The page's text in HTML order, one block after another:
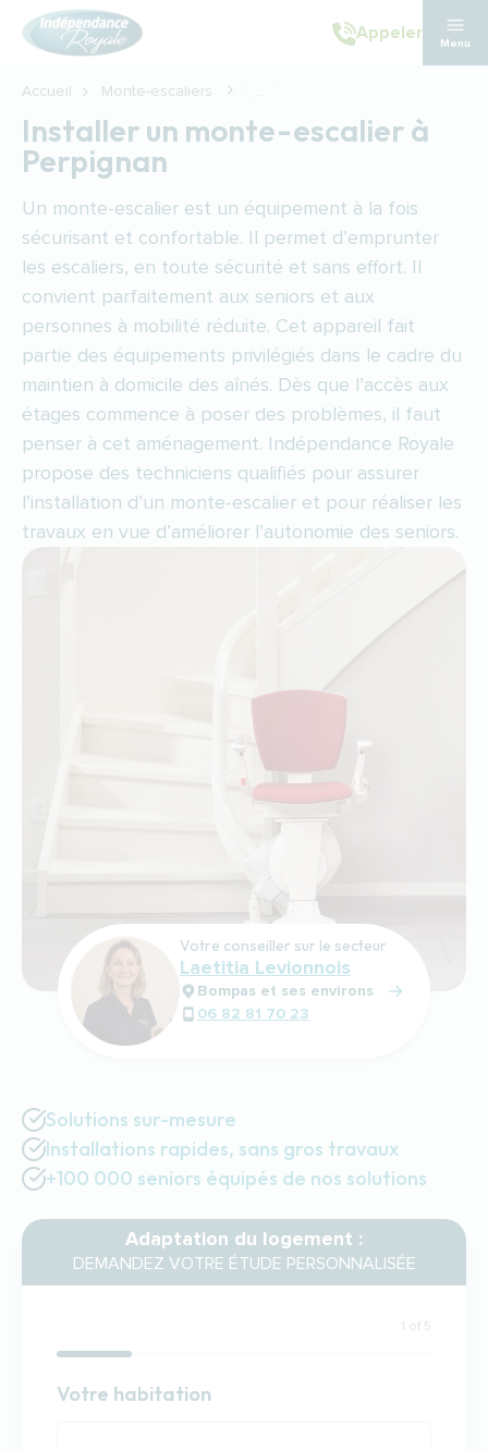
Aller au contenu principal
Appeler
Menu
Accueil Monte-escaliers ...
Installer un monte-escalier à
Perpignan
Un monte-escalier est un équipement à la fois
sécurisant et confortable. Il permet d’emprunter
les escaliers, en toute sécurité et sans effort. Il
convient parfaitement aux seniors et aux
personnes à mobilité réduite. Cet appareil fait
partie des équipements privilégiés dans le cadre du
maintien à domicile des aînés. Dès que l’accès aux
étages commence à poser des problèmes, il faut
penser à cet aménagement. Indépendance Royale
propose des techniciens qualifiés pour assurer
l’installation d’un monte-escalier et pour réaliser les
travaux en vue d’améliorer l’autonomie des seniors.
Votre conseiller sur le secteur
Laetitia Levionnois
Bompas et ses environs
06 82 81 70 23
Solutions sur-mesure
Installations rapides, sans gros travaux
+100 000 seniors équipés de nos solutions
Adaptation du logement :
DEMANDEZ VOTRE ÉTUDE PERSONNALISÉE
1 of 5
Habitation
Votre habitation